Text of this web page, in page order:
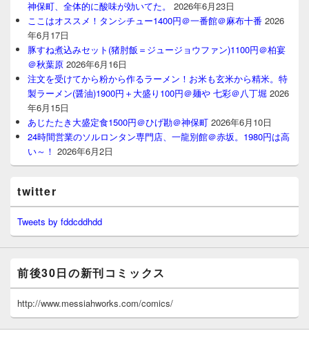
神保町、全体的に酸味が効いてた。
2026年6月23日
ここはオススメ！タンシチュー1400円＠一番館＠麻布十番 2026
年6月17日
豚すね煮込みセット(猪肘飯＝ジュージョウファン)1100円＠柏宴
＠秋葉原 2026年6月16日
注文を受けてから粉から作るラーメン！お米も玄米から精米。特
製ラーメン(醤油)1900円＋大盛り100円＠麺や 七彩＠八丁堀 2026
年6月15日
あじたたき大盛定食1500円＠ひげ勘＠神保町 2026年6月10日
24時間営業のソルロンタン専門店、一龍別館＠赤坂。1980円は高
い～！ 2026年6月2日
twitter
Tweets by fddcddhdd
前後30日の新刊コミックス
http://www.messiahworks.com/comics/